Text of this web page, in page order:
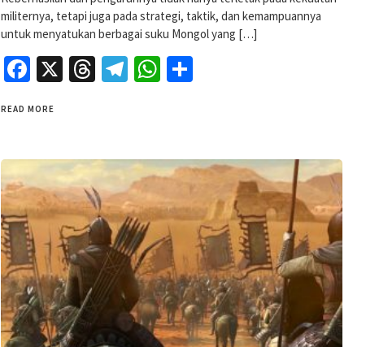
militernya, tetapi juga pada strategi, taktik, dan kemampuannya
untuk menyatukan berbagai suku Mongol yang […]
Facebook
X Threads
Telegram
WhatsApp
READ MORE